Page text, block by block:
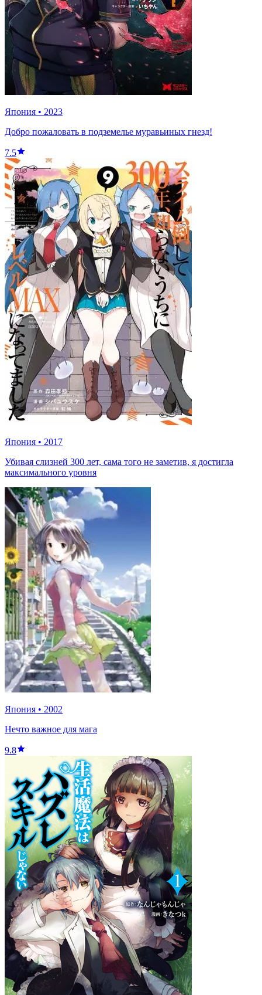
Япония • 2023
Добро пожаловать в подземелье муравьиных гнезд!
7.5
Япония • 2017
Убивая слизней 300 лет, сама того не заметив, я достигла
максимального уровня
Япония • 2002
Нечто важное для мага
9.8